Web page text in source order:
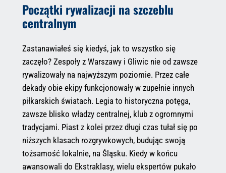
Początki rywalizacji na szczeblu
centralnym
Zastanawiałeś się kiedyś, jak to wszystko się
zaczęło? Zespoły z Warszawy i Gliwic nie od zawsze
rywalizowały na najwyższym poziomie. Przez całe
dekady obie ekipy funkcjonowały w zupełnie innych
piłkarskich światach. Legia to historyczna potęga,
zawsze blisko władzy centralnej, klub z ogromnymi
tradycjami. Piast z kolei przez długi czas tułał się po
niższych klasach rozgrywkowych, budując swoją
tożsamość lokalnie, na Śląsku. Kiedy w końcu
awansowali do Ekstraklasy, wielu ekspertów pukało